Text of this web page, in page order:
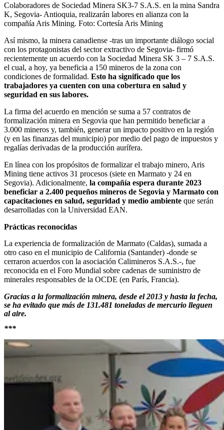
Colaboradores de Sociedad Minera SK3-7 S.A.S. en la mina Sandra
K, Segovia- Antioquia, realizarán labores en alianza con la
compañía Aris Mining. Foto: Cortesía Aris Mining
Así mismo, la minera canadiense -tras un importante diálogo social
con los protagonistas del sector extractivo de Segovia- firmó
recientemente un acuerdo con la Sociedad Minera SK 3 – 7 S.A.S.
el cual, a hoy, ya beneficia a 150 mineros de la zona con
condiciones de formalidad. Esto ha significado que los
trabajadores ya cuenten con una cobertura en salud y
seguridad en sus labores.
La firma del acuerdo en mención se suma a 57 contratos de
formalización minera en Segovia que han permitido beneficiar a
3.000 mineros y, también, generar un impacto positivo en la región
(y en las finanzas del municipio) por medio del pago de impuestos y
regalías derivadas de la producción aurífera.
En línea con los propósitos de formalizar el trabajo minero, Aris
Mining tiene activos 31 procesos (siete en Marmato y 24 en
Segovia). Adicionalmente, la compañía espera durante 2023
beneficiar a 2.400 pequeños mineros de Segovia y Marmato con
capacitaciones en salud, seguridad y medio ambiente que serán
desarrolladas con la Universidad EAN.
Prácticas reconocidas
La experiencia de formalización de Marmato (Caldas), sumada a
otro caso en el municipio de California (Santander) -donde se
cerraron acuerdos con la asociación Calimineros S.A.S.-, fue
reconocida en el Foro Mundial sobre cadenas de suministro de
minerales responsables de la OCDE (en París, Francia).
Gracias a la formalización minera, desde el 2013 y hasta la fecha,
se ha evitado que más de 131.481 toneladas de mercurio lleguen
al aire.
***